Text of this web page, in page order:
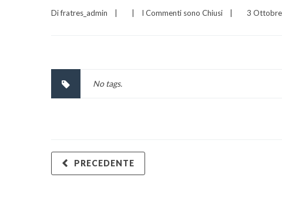
Di fratres_admin I Commenti sono Chiusi
3
No tags.
PRECEDENTE